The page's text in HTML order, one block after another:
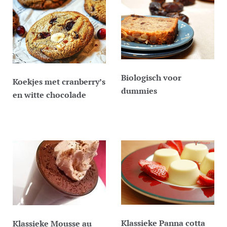
Koekjes met cranberry’s
en witte chocolade
Biologisch voor
dummies
Klassieke Mousse au Klassieke Panna cotta